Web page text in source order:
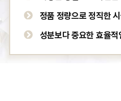
정품 정량으로 정직한
성분보다 중요한 효율적